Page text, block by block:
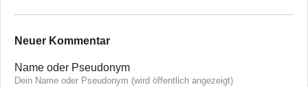
Neuer Kommentar
Name oder Pseudonym
Dein Name oder Pseudonym (wird öffentlich angezeigt)